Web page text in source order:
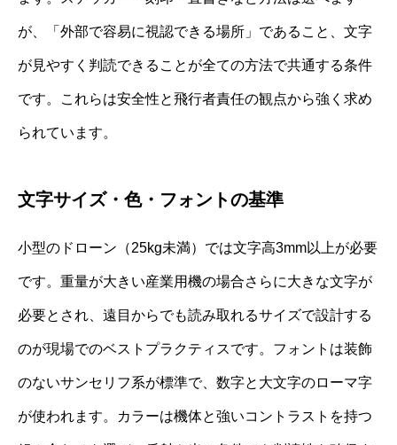
が、「外部で容易に視認できる場所」であること、文字
が見やすく判読できることが全ての方法で共通する条件
です。これらは安全性と飛行者責任の観点から強く求め
られています。
文字サイズ・色・フォントの基準
小型のドローン（25kg未満）では文字高3mm以上が必要
です。重量が大きい産業用機の場合さらに大きな文字が
必要とされ、遠目からでも読み取れるサイズで設計する
のが現場でのベストプラクティスです。フォントは装飾
のないサンセリフ系が標準で、数字と大文字のローマ字
が使われます。カラーは機体と強いコントラストを持つ